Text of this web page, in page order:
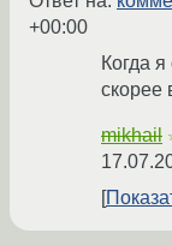
+00:00
Когда
скорее
mikhail